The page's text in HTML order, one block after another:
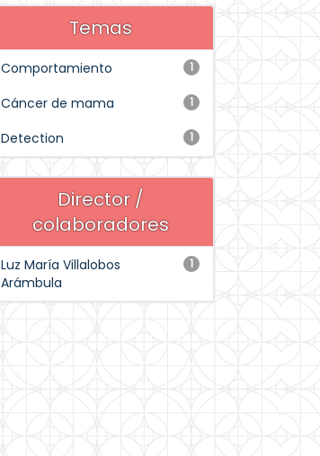
Temas
1
Comportamiento
1
Cáncer de mama
1
Detection
Director /
colaboradores
1
Luz María Villalobos
Arámbula